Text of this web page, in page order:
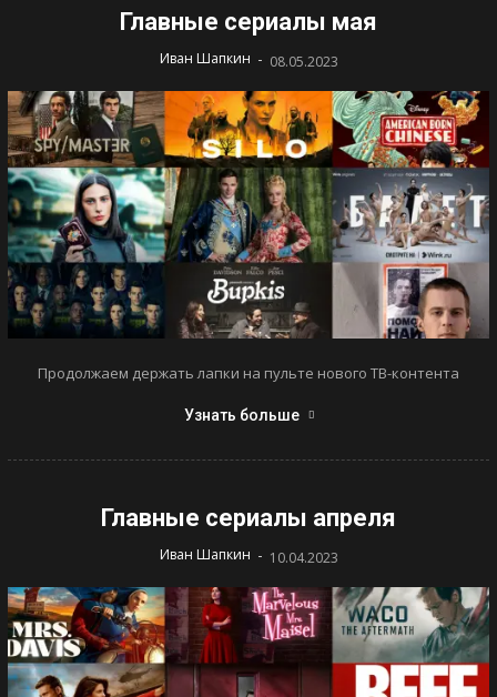
Главные сериалы мая
Иван Шапкин - 08.05.2023
Продолжаем держать лапки на пульте нового ТВ-контента
Узнать больше
Главные сериалы апреля
Иван Шапкин - 10.04.2023